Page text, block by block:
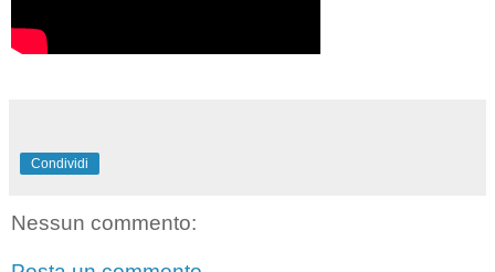
Condividi
Nessun commento: